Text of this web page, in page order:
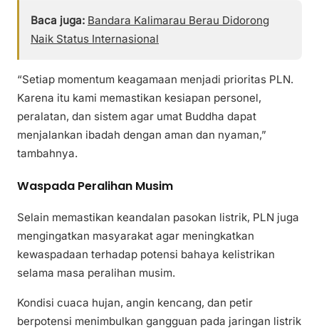
Baca juga: Bandara Kalimarau Berau Didorong
Naik Status Internasional
“Setiap momentum keagamaan menjadi prioritas PLN.
Karena itu kami memastikan kesiapan personel,
peralatan, dan sistem agar umat Buddha dapat
menjalankan ibadah dengan aman dan nyaman,”
tambahnya.
Waspada Peralihan Musim
Selain memastikan keandalan pasokan listrik, PLN juga
mengingatkan masyarakat agar meningkatkan
kewaspadaan terhadap potensi bahaya kelistrikan
selama masa peralihan musim.
Kondisi cuaca hujan, angin kencang, dan petir
berpotensi menimbulkan gangguan pada jaringan listrik